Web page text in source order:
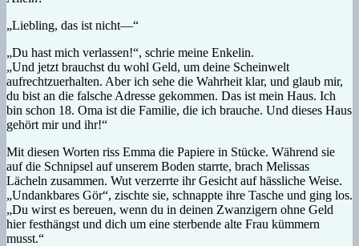
„Liebling, das ist nicht—“
„Du hast mich verlassen!“, schrie meine Enkelin.
„Und jetzt brauchst du wohl Geld, um deine Scheinwelt
aufrechtzuerhalten. Aber ich sehe die Wahrheit klar, und glaub mir,
du bist an die falsche Adresse gekommen. Das ist mein Haus. Ich
bin schon 18. Oma ist die Familie, die ich brauche. Und dieses Haus
gehört mir und ihr!“
Mit diesen Worten riss Emma die Papiere in Stücke. Während sie
auf die Schnipsel auf unserem Boden starrte, brach Melissas
Lächeln zusammen. Wut verzerrte ihr Gesicht auf hässliche Weise.
„Undankbares Gör“, zischte sie, schnappte ihre Tasche und ging los.
„Du wirst es bereuen, wenn du in deinen Zwanzigern ohne Geld
hier festhängst und dich um eine sterbende alte Frau kümmern
musst.“